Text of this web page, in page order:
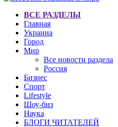
ВСЕ РАЗДЕЛЫ
Главная
Украина
Город
Мир
Все новости раздела
Россия
Бизнес
Спорт
Lifestyle
Шоу-биз
Наука
БЛОГИ ЧИТАТЕЛЕЙ